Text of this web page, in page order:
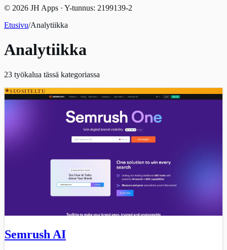
© 2026 JH Apps · Y-tunnus: 2199139-2
Etusivu/Analytiikka
Analytiikka
23 työkalua tässä kategoriassa
SUOSITELTU
Semrush AI